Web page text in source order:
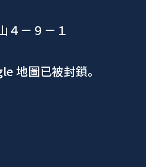
４−９−１
地圖已被封鎖。